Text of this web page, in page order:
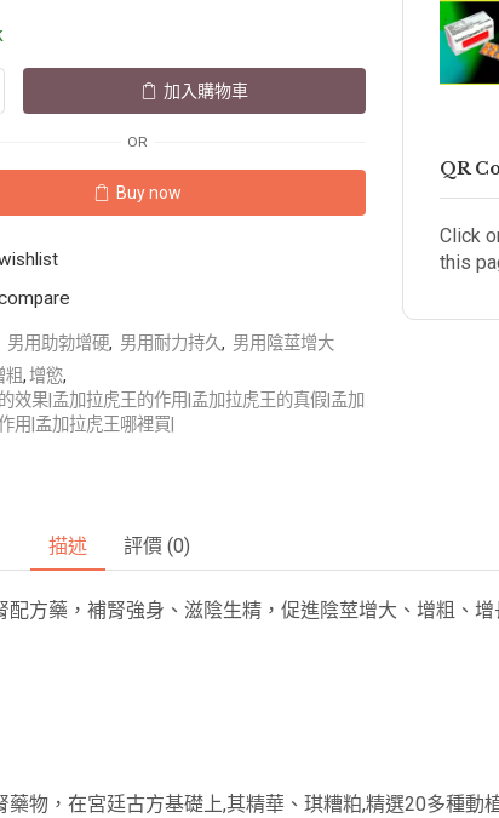
加入購物車
OR
Buy now
男用助勃增硬, 男用耐力持久, 男用陰莖增大
粗,增慾,
效果|孟加拉虎王的作用|孟加拉虎王的真假|孟加
用|孟加拉虎王哪裡買|
QR
Click
this
描述 評價 (0)
方藥，補腎強身、滋陰生精，促進陰莖增大、增粗、
物，在宮廷古方基礎上,其精華、琪糟粕,精選20多種動